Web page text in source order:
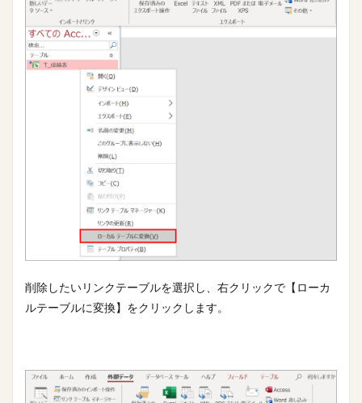
削除したいリンクテーブルを選択し、右クリックで【ローカ
ルテーブルに変換】をクリックします。